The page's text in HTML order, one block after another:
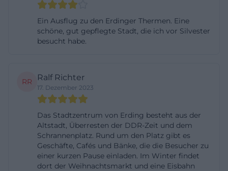
möchten. Für die Suche nach der Route ist das
praktisch, weil die Innenstadt kompakt ist und viele
Ziele zu Fuß gut erreichbar sind. Besonders bei
und den Aufenthalt ohne Hektik beginnen kann.
([erding.de](https://www.erding.de/lage-
In unmittelbarer Nähe des Schrannenplatzes sind
Parkmöglichkeiten geregelt und ausgeschildert.
Die Stadt nennt für den Innenbereich unter
anderem den Schrannenplatz selbst sowie
Ein Ausflug zu den Erdinger Thermen. Eine
schöne, gut gepflegte Stadt, die ich vor Silvester
besucht habe.
RR Ralf Richter
17. Dezember 2023
Das Stadtzentrum von Erding besteht aus der
Altstadt, Überresten der DDR-Zeit und dem
Schrannenplatz. Rund um den Platz gibt es
Geschäfte, Cafés und Bänke, die die Besucher zu
einer kurzen Pause einladen. Im Winter findet
dort der Weihnachtsmarkt und eine Eisbahn